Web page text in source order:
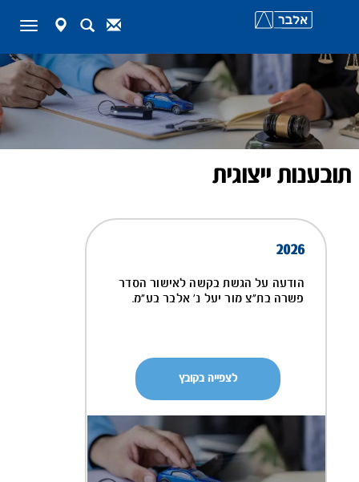
Togglemap-
marker
SearchContact
תובענות ייצוגית
2026
הודעה על הגשת בקשה לאישור הסדר
פשרה בת"צ מור יעל נ' אלבר בע"מ.
לצפייה בקובץ